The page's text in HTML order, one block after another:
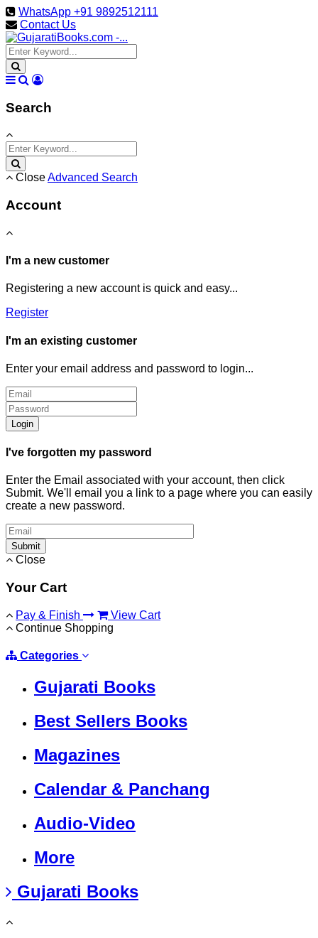
WhatsApp +91 9892512111
Contact Us
Search
CloseAdvanced Search
Account
I'm a new customer
Registering a new account is quick and easy...
Register
I'm an existing customer
Enter your email address and password to login...
Login
I've forgotten my password
Enter the Email associated with your account, then click
Submit. We'll email you a link to a page where you can easily
create a new password.
Submit
Close
Your Cart
Pay & Finish
View Cart
Continue Shopping
Categories
Gujarati Books
Best Sellers Books
Magazines
Calendar & Panchang
Audio-Video
More
Gujarati Books